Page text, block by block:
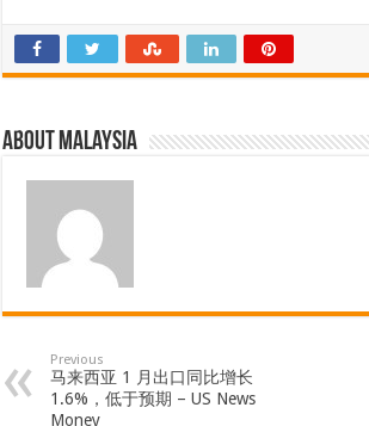
About Malaysia
Previous
马来西亚 1 月出口同比增长
1.6%，低于预期 – US News
Money